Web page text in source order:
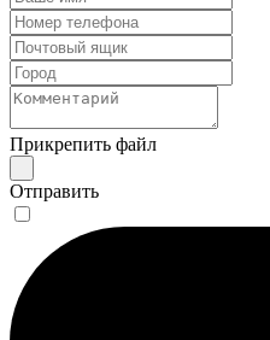
Прикрепить файл
Отправить